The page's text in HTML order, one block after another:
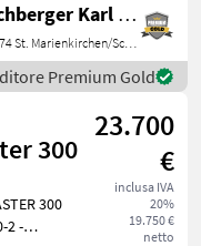
Deschberger Karl Landtechnik GesmbH & Co KG
4774 St. Marienkirchen/Schärding
Premium Gold
300
23.700
€
inclusa IVA
20%
19.750 €
netto
300
2 -